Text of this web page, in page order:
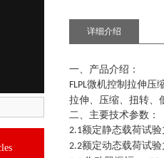
详细介绍
一、产品介绍 ：
FLPL微机控制拉伸压
拉伸、压缩、扭转、
二、主要技术参数：
2.1额定静态载荷试
2.2额定动态载荷试